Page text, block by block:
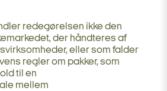
redegørelsen ikke den
der håndteres af
eller som falder
regler om pakker, som
til en
mellem